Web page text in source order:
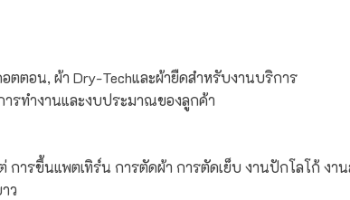
ตตอน, ผ้า Dry-Techและผ้ายืดสำหรับงานบริการ
รทำงานและงบประมาณของลูกค้า
การขึ้นแพตเทิร์น การตัดผ้า การตัดเย็บ งานปักโลโก้ งา
ว